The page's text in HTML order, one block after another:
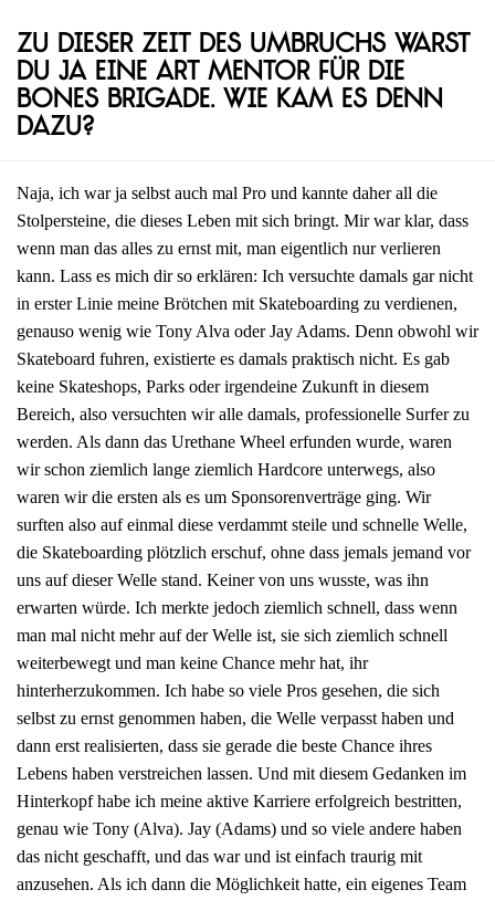
Zu dieser Zeit des Umbruchs warst
du ja eine Art Mentor für die
Bones Brigade. Wie kam es denn
dazu?
Naja, ich war ja selbst auch mal Pro und kannte daher all die
Stolpersteine, die dieses Leben mit sich bringt. Mir war klar, dass
wenn man das alles zu ernst mit, man eigentlich nur verlieren
kann. Lass es mich dir so erklären: Ich versuchte damals gar nicht
in erster Linie meine Brötchen mit Skateboarding zu verdienen,
genauso wenig wie Tony Alva oder Jay Adams. Denn obwohl wir
Skateboard fuhren, existierte es damals praktisch nicht. Es gab
keine Skateshops, Parks oder irgendeine Zukunft in diesem
Bereich, also versuchten wir alle damals, professionelle Surfer zu
werden. Als dann das Urethane Wheel erfunden wurde, waren
wir schon ziemlich lange ziemlich Hardcore unterwegs, also
waren wir die ersten als es um Sponsorenverträge ging. Wir
surften also auf einmal diese verdammt steile und schnelle Welle,
die Skateboarding plötzlich erschuf, ohne dass jemals jemand vor
uns auf dieser Welle stand. Keiner von uns wusste, was ihn
erwarten würde. Ich merkte jedoch ziemlich schnell, dass wenn
man mal nicht mehr auf der Welle ist, sie sich ziemlich schnell
weiterbewegt und man keine Chance mehr hat, ihr
hinterherzukommen. Ich habe so viele Pros gesehen, die sich
selbst zu ernst genommen haben, die Welle verpasst haben und
dann erst realisierten, dass sie gerade die beste Chance ihres
Lebens haben verstreichen lassen. Und mit diesem Gedanken im
Hinterkopf habe ich meine aktive Karriere erfolgreich bestritten,
genau wie Tony (Alva). Jay (Adams) und so viele andere haben
das nicht geschafft, und das war und ist einfach traurig mit
anzusehen. Als ich dann die Möglichkeit hatte, ein eigenes Team